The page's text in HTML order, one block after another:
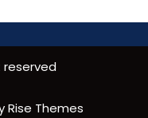
Rise Themes